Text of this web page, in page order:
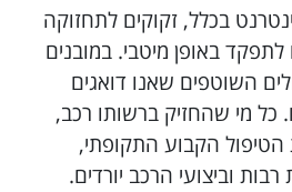
בכלל, זקוקים לתחזוקה
באופן מיטבי. במובנים
השוטפים שאנו דואגים
כל מי שהחזיק ברשותו רכב,
הטיפול הקבוע התקופתי,
וביצועי הרכב יורדים.